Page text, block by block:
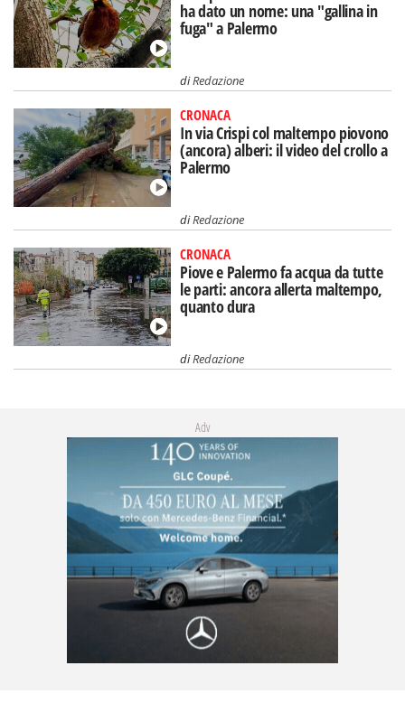
ha dato un nome: una "gallina in
fuga" a Palermo
diRedazione
CRONACA
In via Crispi col maltempo piovono
(ancora) alberi: il video del crollo a
Palermo
diRedazione
CRONACA
Piove e Palermo fa acqua da tutte
le parti: ancora allerta maltempo,
quanto dura
diRedazione
Adv